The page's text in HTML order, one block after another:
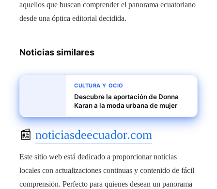
aquellos que buscan comprender el panorama ecuatoriano
desde una óptica editorial decidida.
Noticias similares
CULTURA Y OCIO
Descubre la aportación de Donna
Karan a la moda urbana de mujer
📰 noticiasdeecuador.com
Este sitio web está dedicado a proporcionar noticias
locales con actualizaciones continuas y contenido de fácil
comprensión. Perfecto para quienes desean un panorama